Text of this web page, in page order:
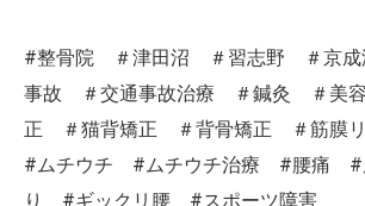
#整骨院 ＃津田沼 ＃習志野 ＃京成
事故 ＃交通事故治療 ＃鍼灸 ＃美
正 ＃猫背矯正 ＃背骨矯正 ＃筋膜
#ムチウチ #ムチウチ治療 #腰痛
り #ギックリ腰 #スポーツ障害